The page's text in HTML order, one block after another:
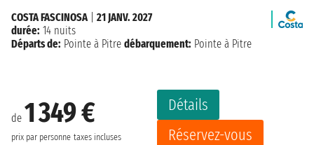
de 1 349 €
prix par personne taxes incluses
Détails
Réservez-vous
COSTA FASCINOSA| 21 JANV. 2027
durée: 14 nuits
Départs de: Pointe à Pitre débarquement: Pointe à Pitre